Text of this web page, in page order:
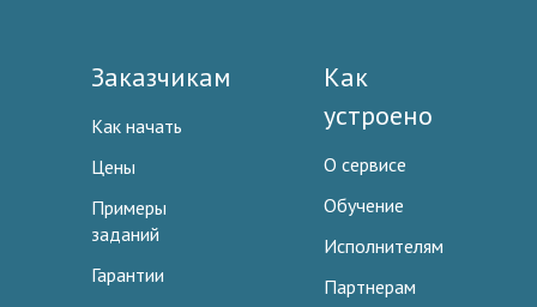
Заказчикам
Как начать
Цены
Примеры
заданий
Гарантии
Как
устроено
О сервисе
Обучение
Исполнителям
Партнерам